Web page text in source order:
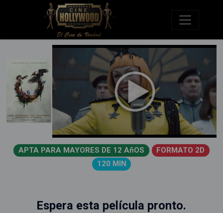
APTA PARA MAYORES DE 12 AñOS
FORMATO 2D
120 MIN
Espera esta película pronto.